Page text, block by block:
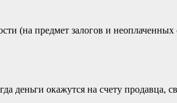
(на предмет залогов и
деньги окажутся на счету продавца,